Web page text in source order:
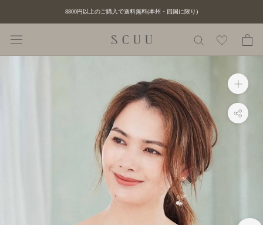
8800円以上のご購入で送料無料(本州・四国に限り)